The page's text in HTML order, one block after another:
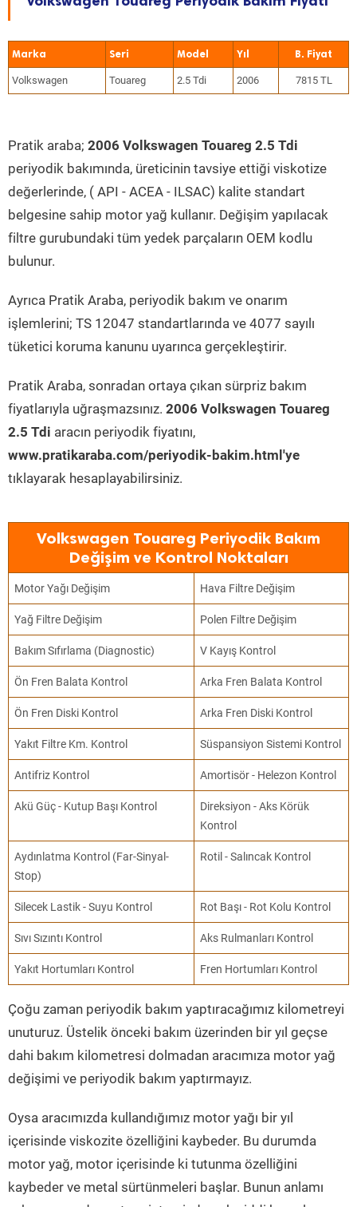
Marka Seri Model Yıl
Volkswagen Touareg 2.5 Tdi 2006 7815 TL
Pratik araba; 2006 Volkswagen Touareg 2.5 Tdi
periyodik bakımında, üreticinin tavsiye ettiği viskotize
değerlerinde, ( API - ACEA - ILSAC) kalite standart
belgesine sahip motor yağ kullanır. Değişim yapılacak
filtre gurubundaki tüm yedek parçaların OEM kodlu
bulunur.
Ayrıca Pratik Araba, periyodik bakım ve onarım
işlemlerini; TS 12047 standartlarında ve 4077 sayılı
tüketici koruma kanunu uyarınca gerçekleştirir.
Pratik Araba, sonradan ortaya çıkan sürpriz bakım
fiyatlarıyla uğraşmazsınız. 2006 Volkswagen Touareg
2.5 Tdi aracın periyodik fiyatını,
www.pratikaraba.com/periyodik-bakim.html'ye
tıklayarak hesaplayabilirsiniz.
Volkswagen Touareg Periyodik Bakım
Değişim ve Kontrol Noktaları
Motor Yağı Değişim Hava Filtre Değişim
Yağ Filtre Değişim Polen Filtre Değişim
Bakım Sıfırlama (Diagnostic) V Kayış Kontrol
Ön Fren Balata Kontrol Arka Fren Balata Kontrol
Ön Fren Diski Kontrol Arka Fren Diski Kontrol
Yakıt Filtre Km. Kontrol Süspansiyon Sistemi Kontrol
Antifriz Kontrol Amortisör - Helezon Kontrol
Akü Güç - Kutup Başı Kontrol
Direksiyon - Aks Körük
Kontrol
Aydınlatma Kontrol (Far-Sinyal-
Stop)
Rotil - Salıncak Kontrol
Silecek Lastik - Suyu Kontrol Rot Başı - Rot Kolu Kontrol
Sıvı Sızıntı Kontrol Aks Rulmanları Kontrol
Yakıt Hortumları Kontrol Fren Hortumları Kontrol
Çoğu zaman periyodik bakım yaptıracağımız kilometreyi
unuturuz. Üstelik önceki bakım üzerinden bir yıl geçse
dahi bakım kilometresi dolmadan aracımıza motor yağ
değişimi ve periyodik bakım yaptırmayız.
Oysa aracımızda kullandığımız motor yağı bir yıl
içerisinde viskozite özelliğini kaybeder. Bu durumda
motor yağ, motor içerisinde ki tutunma özelliğini
kaybeder ve metal sürtünmeleri başlar. Bunun anlamı